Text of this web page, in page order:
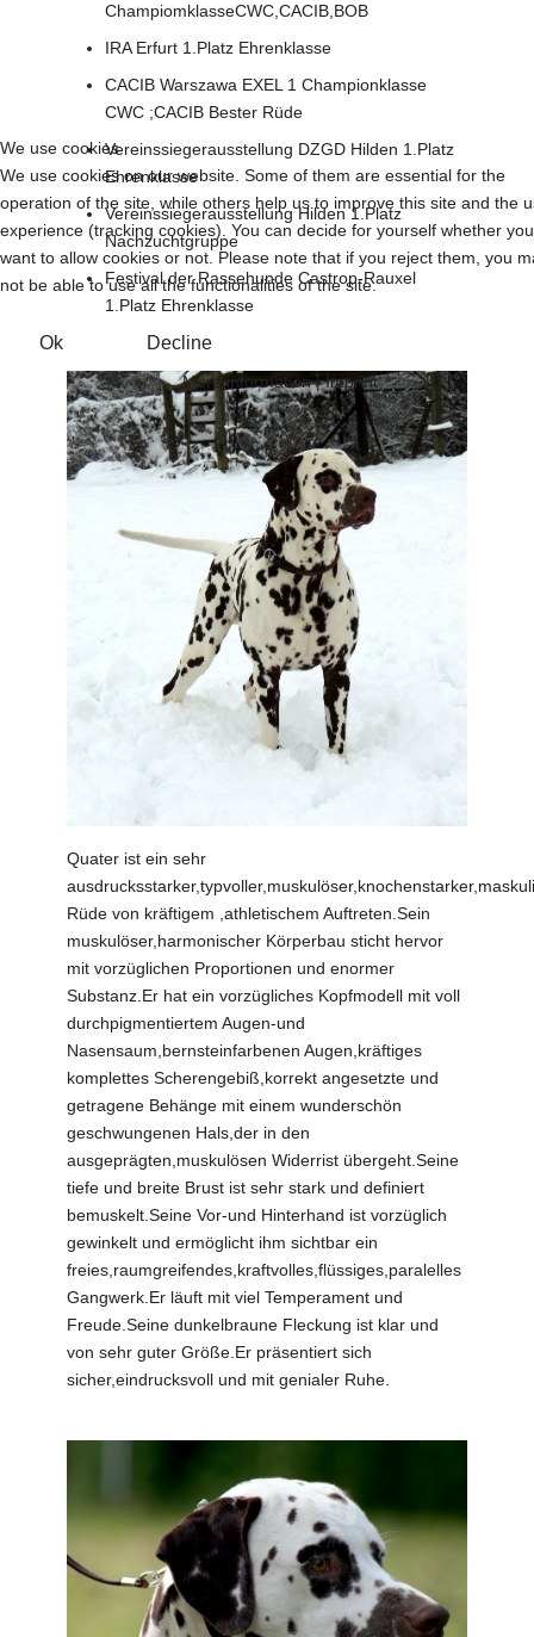
ChampiomklasseCWC,CACIB,BOB
IRA Erfurt 1.Platz Ehrenklasse
CACIB Warszawa EXEL 1 Championklasse
CWC ;CACIB Bester Rüde
Vereinssiegerausstellung DZGD Hilden 1.Platz
Ehrenklasse
Vereinssiegerausstellung Hilden 1.Platz
Nachzuchtgruppe
Festival der Rassehunde Castrop-Rauxel
1.Platz Ehrenklasse
Quater ist ein sehr
Rüde von kräftigem ,athletischem Auftreten.Sein
muskulöser,harmonischer Körperbau sticht hervor
mit vorzüglichen Proportionen und enormer
Substanz.Er hat ein vorzügliches Kopfmodell mit voll
durchpigmentiertem Augen-und
Nasensaum,bernsteinfarbenen Augen,kräftiges
komplettes Scherengebiß,korrekt angesetzte und
getragene Behänge mit einem wunderschön
geschwungenen Hals,der in den
ausgeprägten,muskulösen Widerrist übergeht.Seine
tiefe und breite Brust ist sehr stark und definiert
bemuskelt.Seine Vor-und Hinterhand ist vorzüglich
gewinkelt und ermöglicht ihm sichtbar ein
freies,raumgreifendes,kraftvolles,flüssiges,paralelles
Gangwerk.Er läuft mit viel Temperament und
Freude.Seine dunkelbraune Fleckung ist klar und
von sehr guter Größe.Er präsentiert sich
sicher,eindrucksvoll und mit genialer Ruhe.
We use cookies
We use cookies on our website. Some of them are essential for the
operation of the site, while others help us to improve this site and the
experience (tracking cookies). You can decide for yourself whether you
want to allow cookies or not. Please note that if you reject them, you
not be able to use all the functionalities of the site.
Ok Decline
More information|Imprint